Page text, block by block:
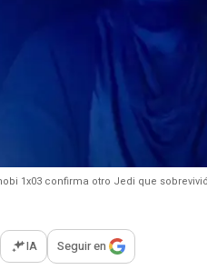
1x03 confirma otro Jedi que
opciones para compartir
IA Seguir en